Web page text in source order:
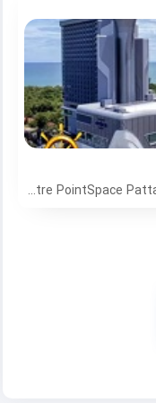
هتل گرند سنتر پوینت اسپیس پاتایا | Grand Centre PointSpace Pattaya